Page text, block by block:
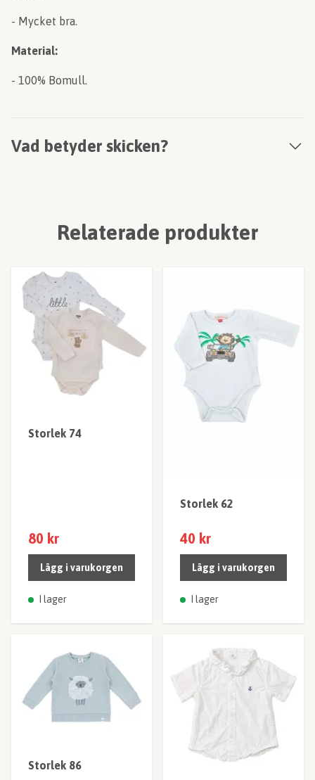
- Mycket bra.
Material:
- 100% Bomull.
Vad betyder skicken?
Relaterade produkter
Storlek 74
80 kr
Lägg i varukorgen
I lager
Storlek 62
40 kr
Lägg i varukorgen
I lager
Storlek 86